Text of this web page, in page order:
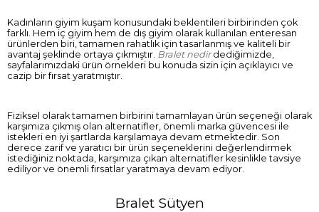
Kadınların giyim kuşam konusundaki beklentileri birbirinden çok
farklı. Hem iç giyim hem de dış giyim olarak kullanılan enteresan
ürünlerden biri, tamamen rahatlık için tasarlanmış ve kaliteli bir
avantaj şeklinde ortaya çıkmıştır. Bralet nedirdediğimizde,
sayfalarımızdaki ürün örnekleri bu konuda sizin için açıklayıcı ve
cazip bir fırsat yaratmıştır.
Fiziksel olarak tamamen birbirini tamamlayan ürün seçeneği olarak
karşımıza çıkmış olan alternatifler, önemli marka güvencesi ile
istekleri en iyi şartlarda karşılamaya devam etmektedir. Son
derece zarif ve yaratıcı bir ürün seçeneklerini değerlendirmek
istediğiniz noktada, karşımıza çıkan alternatifler kesinlikle tavsiye
ediliyor ve önemli fırsatlar yaratmaya devam ediyor.
Bralet Sütyen